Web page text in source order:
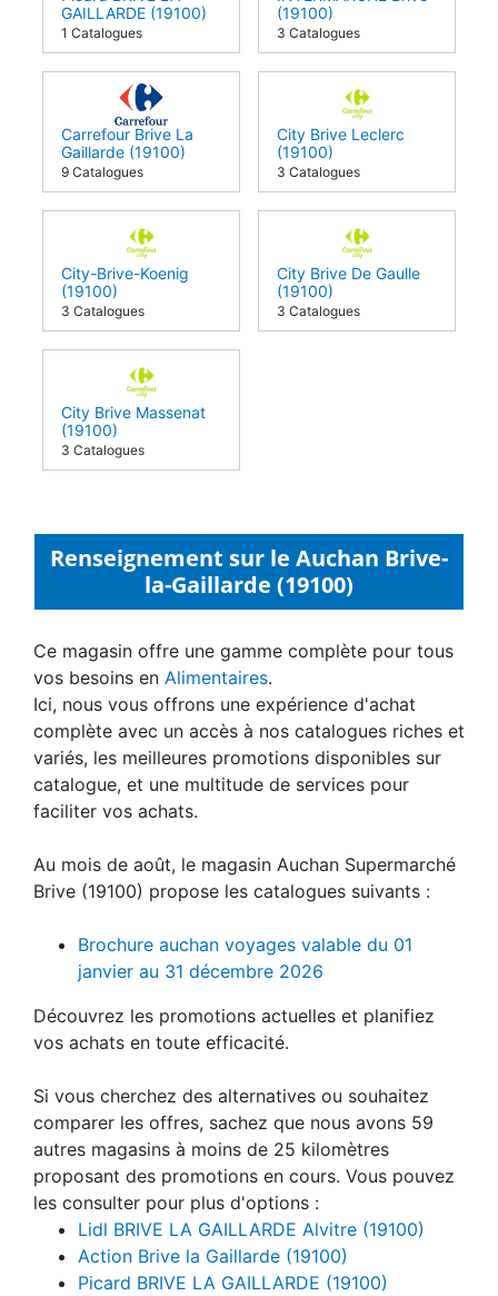
GAILLARDE (19100)
1 Catalogues
(19100)
3 Catalogues
Carrefour Brive La
Gaillarde (19100)
9 Catalogues
City Brive Leclerc
(19100)
3 Catalogues
City-Brive-Koenig
(19100)
3 Catalogues
City Brive De Gaulle
(19100)
3 Catalogues
City Brive Massenat
(19100)
3 Catalogues
Renseignement sur le Auchan Brive-
la-Gaillarde (19100)
Ce magasin offre une gamme complète pour tous
vos besoins en Alimentaires.
Ici, nous vous offrons une expérience d'achat
complète avec un accès à nos catalogues riches et
variés, les meilleures promotions disponibles sur
catalogue, et une multitude de services pour
faciliter vos achats.
Au mois de août, le magasin Auchan Supermarché
Brive (19100) propose les catalogues suivants :
Brochure auchan voyages valable du 01
janvier au 31 décembre 2026
Découvrez les promotions actuelles et planifiez
vos achats en toute efficacité.
Si vous cherchez des alternatives ou souhaitez
comparer les offres, sachez que nous avons 59
autres magasins à moins de 25 kilomètres
proposant des promotions en cours. Vous pouvez
les consulter pour plus d'options :
Lidl BRIVE LA GAILLARDE Alvitre (19100)
Action Brive la Gaillarde (19100)
Picard BRIVE LA GAILLARDE (19100)